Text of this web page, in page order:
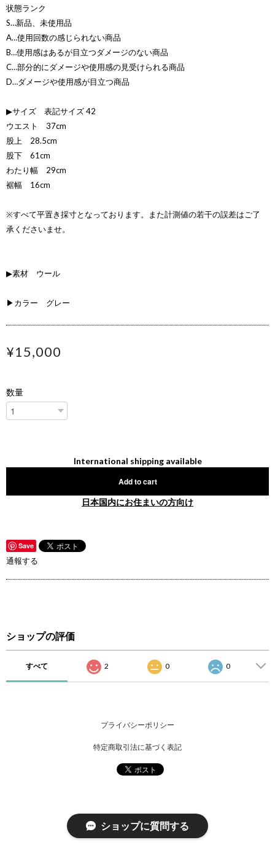
状態ランク
S…新品、未使用品
A…使用回数の感じられない商品
B…使用感はあるが目立つダメージのない商品
C…部分的にダメージや使用感の見受けられる商品
D…ダメージや使用感が目立つ商品
▶サイズ 表記サイズ 42
ウエスト 37cm
股上 28.5cm
股下 61cm
わたり幅 29cm
裾幅 16cm
※すべて平置き採寸となっております。また計測値の若干の誤差はご了
承くださいませ。
▶素材 ウール
▶カラー グレー
¥15,000
数量
International shipping available
Add to cart
日本国内にお住まいの方向け
Save
通報する
ショップの評価
すべて 2 0 0
プライバシーポリシー
特定商取引法に基づく表記
ショップに質問する